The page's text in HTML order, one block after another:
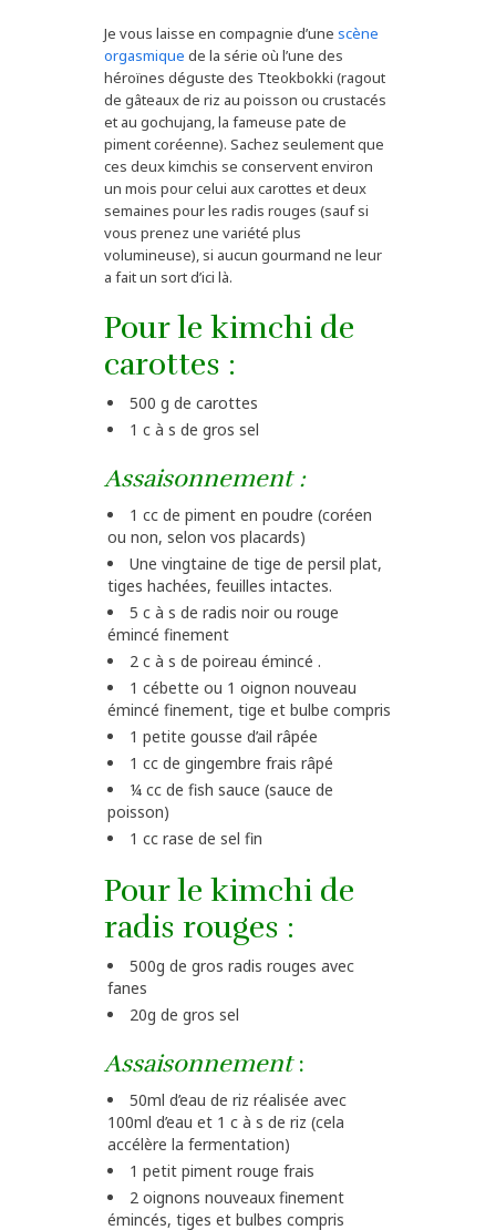
Je vous laisse en compagnie d’une scène
orgasmique de la série où l’une des
héroïnes déguste des Tteokbokki (ragout
de gâteaux de riz au poisson ou crustacés
et au gochujang, la fameuse pate de
piment coréenne). Sachez seulement que
ces deux kimchis se conservent environ
un mois pour celui aux carottes et deux
semaines pour les radis rouges (sauf si
vous prenez une variété plus
volumineuse), si aucun gourmand ne leur
a fait un sort d’ici là.
Pour le kimchi de
carottes :
500 g de carottes
1 c à s de gros sel
Assaisonnement :
1 cc de piment en poudre (coréen
ou non, selon vos placards)
Une vingtaine de tige de persil plat,
tiges hachées, feuilles intactes.
5 c à s de radis noir ou rouge
émincé finement
2 c à s de poireau émincé .
1 cébette ou 1 oignon nouveau
émincé finement, tige et bulbe compris
1 petite gousse d’ail râpée
1 cc de gingembre frais râpé
¼ cc de fish sauce (sauce de
poisson)
1 cc rase de sel fin
Pour le kimchi de
radis rouges :
500g de gros radis rouges avec
fanes
20g de gros sel
Assaisonnement:
50ml d’eau de riz réalisée avec
100ml d’eau et 1 c à s de riz (cela
accélère la fermentation)
1 petit piment rouge frais
2 oignons nouveaux finement
émincés, tiges et bulbes compris